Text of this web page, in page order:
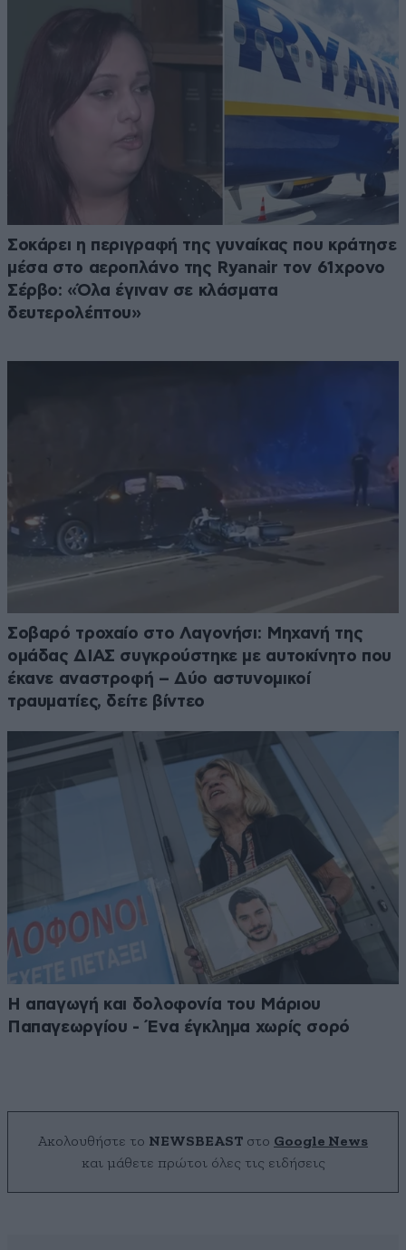
Σοκάρει η περιγραφή της γυναίκας που κράτησε
μέσα στο αεροπλάνο της Ryanair τον 61χρονο
Σέρβο: «Όλα έγιναν σε κλάσματα
δευτερολέπτου»
Σοβαρό τροχαίο στο Λαγονήσι: Μηχανή της
ομάδας ΔΙΑΣ συγκρούστηκε με αυτοκίνητο που
έκανε αναστροφή – Δύο αστυνομικοί
τραυματίες, δείτε βίντεο
Η απαγωγή και δολοφονία του Μάριου
Παπαγεωργίου - Ένα έγκλημα χωρίς σορό
Ακολουθήστε το NEWSBEAST στο Google News
και μάθετε πρώτοι όλες τις ειδήσεις